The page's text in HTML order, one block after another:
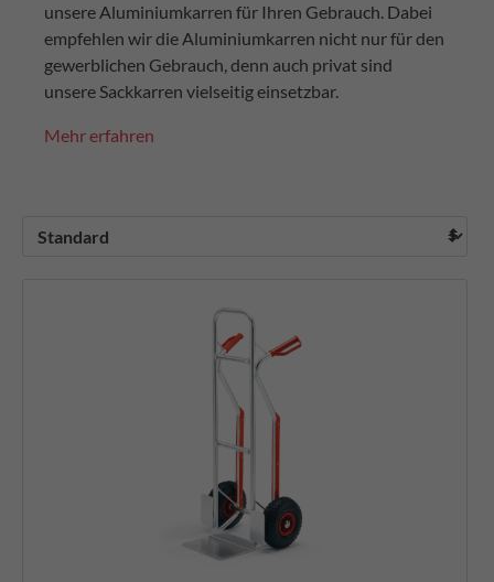
unsere Aluminiumkarren für Ihren Gebrauch. Dabei
empfehlen wir die Aluminiumkarren nicht nur für den
gewerblichen Gebrauch, denn auch privat sind
unsere Sackkarren vielseitig einsetzbar.
Mehr erfahren